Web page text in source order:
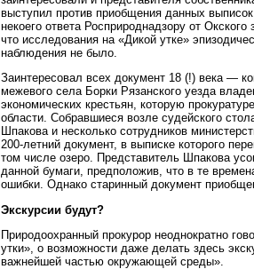
выступил против приобщения данных
некоего ответа Росприроднадзору от Окского
что исследования на «Дикой утке»
наблюдения не было.
Заинтересовал всех документ 18 (!) века —
межевого села Борки Рязанского уезда
экономических крестьян, которую
области. Собравшиеся возле судейского
Шпакова и несколько сотрудников
200-летний документ, в выписке которого
том числе озеро. Представитель Шпакова
данной бумаги, предположив, что в те
ошибки. Однако старинный документ
Экскурсии будут?
Природоохранный прокурор неоднократно
утки», о возможности даже делать здесь
важнейшей частью окружающей среды».